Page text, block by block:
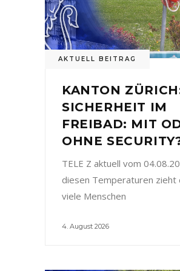
AKTUELL BEITRAG
KANTON
SICHERHEIT IM
FREIBAD: MIT
OHNE
TELE Z aktuell vom
diesen Temperaturen zieht
viele Menschen
4. August 2026